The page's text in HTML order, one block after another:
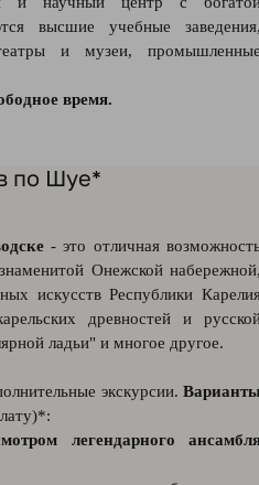
высшие учебные
и музеи,
время.
по Шуе*
- это отличная
Онежской
искусств Республики
древностей и
ладьи" и многое другое.
экскурсии.
легендарного